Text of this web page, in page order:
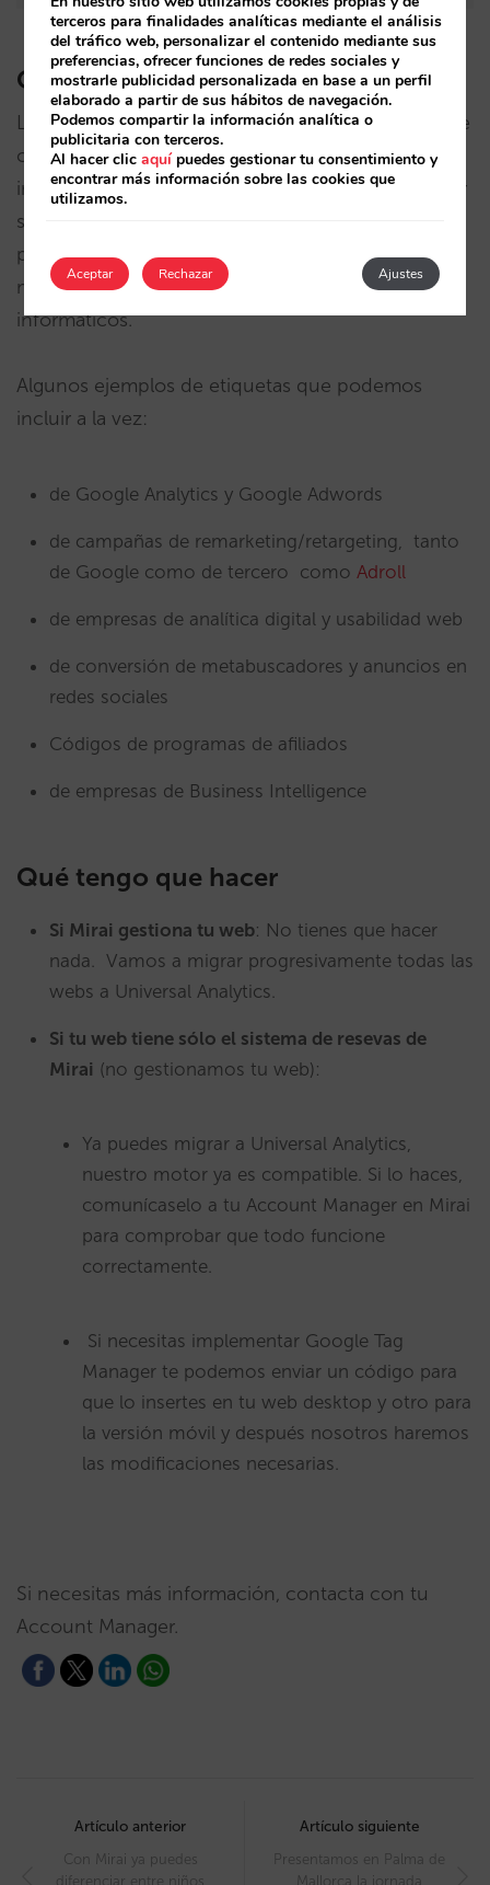
Qué ventajas ofrece
La principal ventaja de Google Tag Manager es que
conseguimos unamayor agilidada la hora de
implementar las etiquetas para, por ejemplo, hacer
seguimiento de una determinada campaña, al
permitir gestionarlas desde el departamento de
marketing online y evitar recurrir a desarrollos
informáticos.
Algunos ejemplos de etiquetas que podemos
incluir a la vez:
de Google Analytics y Google Adwords
de campañas de remarketing/retargeting, tanto
de Google como de tercero como Adroll
de empresas de analítica digital y usabilidad web
de conversión de metabuscadores y anuncios en
redes sociales
Códigos de programas de afiliados
de empresas de Business Intelligence
Qué tengo que hacer
Si Mirai gestiona tu web: No tienes que hacer
nada. Vamos a migrar progresivamente todas las
webs a Universal Analytics.
Si tu web tiene sólo el sistema de resevas de
Mirai (no gestionamos tu web):
Ya puedes migrar a Universal Analytics,
nuestro motor ya es compatible. Si lo haces,
comunícaselo a tu Account Manager en Mirai
para comprobar que todo funcione
correctamente.
Si necesitas implementar Google Tag
Manager te podemos enviar un código para
que lo insertes en tu web desktop y otro para
la versión móvil y después nosotros haremos
las modificaciones necesarias.
Si necesitas más información, contacta con tu
Account Manager.
navigation
Artículo anterior
Con Mirai ya puedes
diferenciar entre niños
Artículo siguiente
Presentamos en Palma de
Mallorca la jornada
terceros para finalidades analíticas mediante el análisis
del tráfico web, personalizar el contenido mediante sus
preferencias, ofrecer funciones de redes sociales y
mostrarle publicidad personalizada en base a un perfil
elaborado a partir de sus hábitos de navegación.
Podemos compartir la información analítica o
publicitaria con terceros.
Al hacer clicaquípuedes gestionar tu consentimiento y
encontrar más información sobre las cookies que
utilizamos.
Aceptar Ajustes
Rechazar